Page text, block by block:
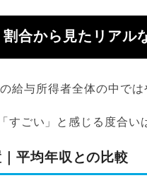
合から見たリアル
給与所得者全体の中では
ごい」と感じる度合い
平均年収との比較